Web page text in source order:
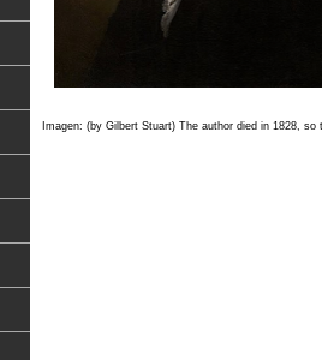
Imagen: (by Gilbert Stuart) The author died in 1828, so